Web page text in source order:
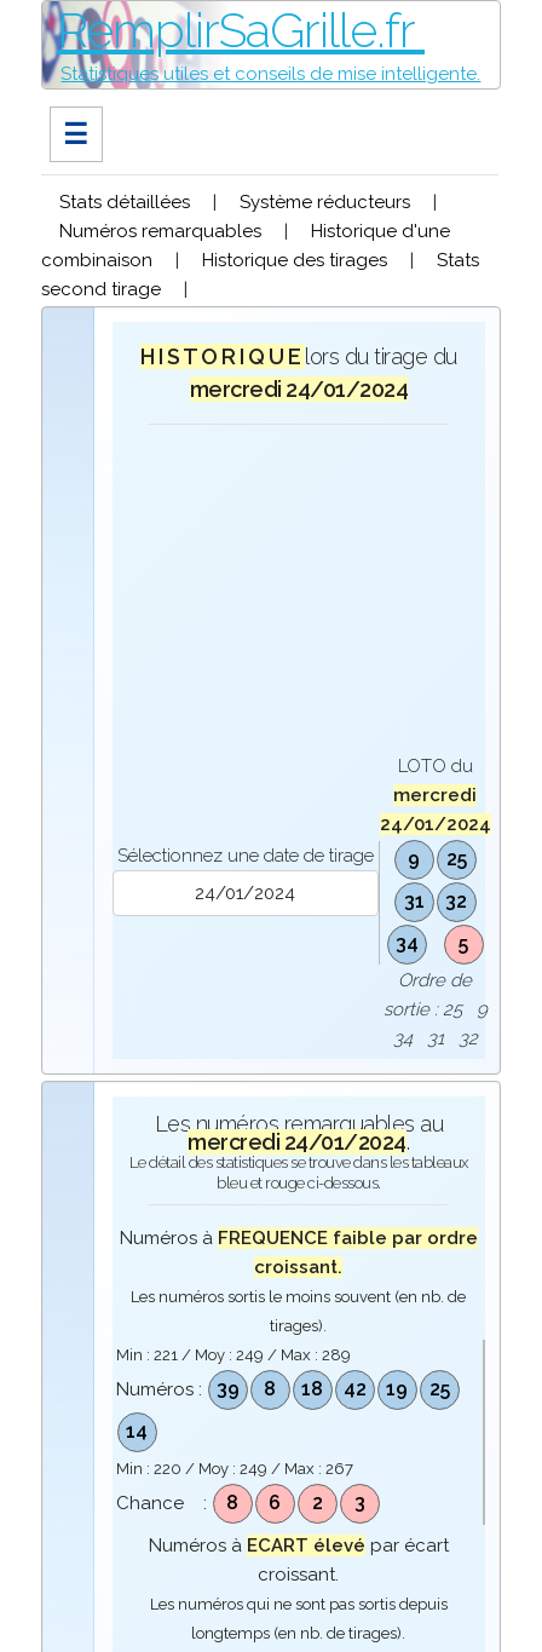
RemplirSaGrille.fr
Statistiques utiles et conseils de mise intelligente.
☰
Stats détaillées | Système réducteurs
|
Numéros remarquables
|
Historique d'une
combinaison
| Historique des tirages |
Stats
second tirage
|
H I S T O R I Q U E lors du tirage du
mercredi 24/01/2024
Sélectionnez une date de tirage
LOTO du
mercredi
24/01/2024
9
25
31
32
34
5
Ordre de
sortie : 25 9
34 31 32
Les numéros remarquables au
mercredi 24/01/2024.
Le détail des statistiques se trouve dans les tableaux
bleu et rouge ci-dessous.
Numéros à FREQUENCE faible par ordre
croissant.
Les numéros sortis le moins souvent (en nb. de
tirages).
Min : 221/ Moy : 249 / Max : 289
Numéros : 39 8 18 42 19
25
14
Min : 220 / Moy : 249 / Max : 267
Chance : 8 6 2 3
Numéros à ECART élevé par écart
croissant.
Les numéros qui ne sont pas sortis depuis
longtemps (en nb. de tirages).